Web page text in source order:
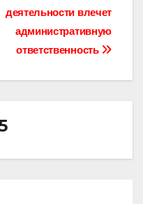
деятельности влечет
административную
ответственность